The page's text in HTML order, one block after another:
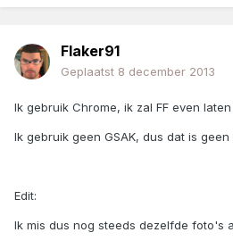
Flaker91
Geplaatst 8 december 2013
Ik gebruik Chrome, ik zal FF even
Ik gebruik geen GSAK, dus dat is geen
Edit:
Ik mis dus nog steeds dezelfde foto's